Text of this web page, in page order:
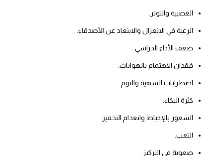
العصبية والتوتر.
الرغبة في الانعزال والابتعاد عن الأصدقاء.
ضعف الأداء الدراسي.
فقدان الاهتمام بالهوايات.
اضطرابات الشهية والنوم.
كثرة البكاء.
الشعور بالإحباط وانعدام التحفيز.
التعب.
صعوبة في التركيز.